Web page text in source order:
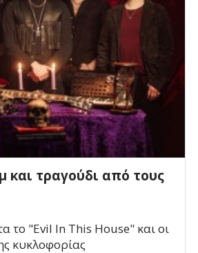
και τραγούδι από τους
το "Evil In This House" και οι
κυκλοφορίας